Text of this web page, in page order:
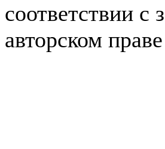
соответствии с
авторском